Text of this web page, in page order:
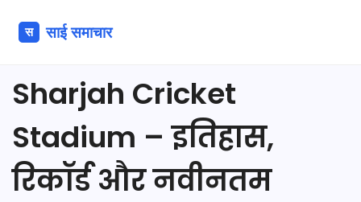
Sharjah Cricket
Stadium – इतिहास,
रिकॉर्ड और नवीनतम